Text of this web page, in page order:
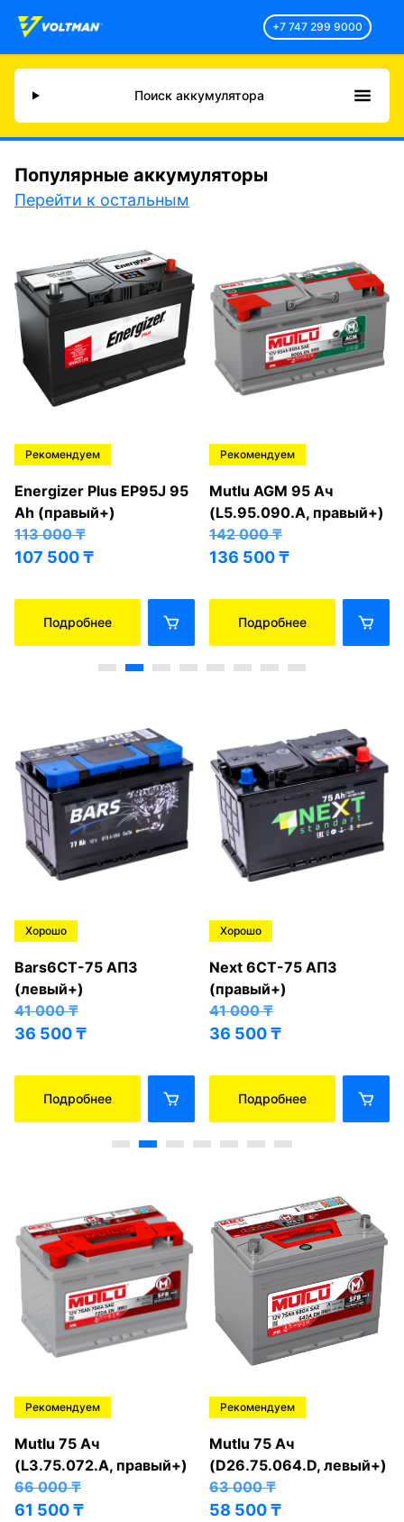
+7 747 299 9000
Поиск аккумулятора
Популярные аккумуляторы
Перейти к остальным
Рекомендуем
Energizer Plus EP95J 95
Ah (правый+)
113 000₸
107 500₸
Подробнее
Рекомендуем
Mutlu AGM 95 Ач
(L5.95.090.A, правый+)
142 000₸
136 500₸
Подробнее
Хорошо
Bars6СТ-75 АПЗ
(левый+)
41 000₸
36 500₸
Подробнее
Хорошо
Next 6СТ-75 АПЗ
(правый+)
41 000₸
36 500₸
Подробнее
Рекомендуем
Mutlu 75 Ач
(L3.75.072.A, правый+)
66 000₸
61 500₸
Рекомендуем
Mutlu 75 Ач
(D26.75.064.D, левый+)
63 000₸
58 500₸